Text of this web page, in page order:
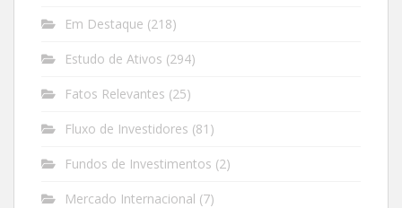
Em Destaque (218)
Estudo de Ativos (294)
Fatos Relevantes (25)
Fluxo de Investidores (81)
Fundos de Investimentos (2)
Mercado Internacional (7)